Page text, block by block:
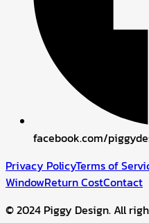
facebook.com/
Privacy PolicyTerms of
WindowReturn CostContact
© 2024 Piggy Design. All